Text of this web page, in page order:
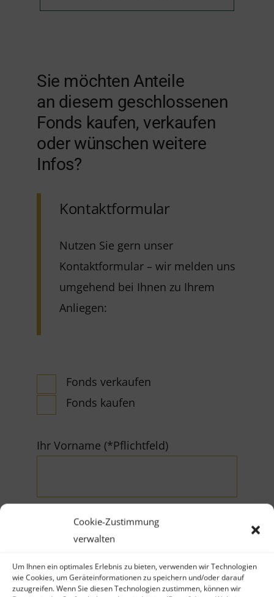
Cookie-Zustimmung
verwalten
Um Ihnen ein optimales Erlebnis zu bieten, verwenden wir Technologien
wie Cookies, um Geräteinformationen zu speichern und/oder darauf
zuzugreifen. Wenn Sie diesen Technologien zustimmen, können wir
Sie möchten Anteile
an diesem geschlossenen
Fonds kaufen, verkaufen
oder wünschen weitere
Infos?
Kontaktformular
Nutzen Sie gern unser
Kontaktformular – wir melden uns
umgehend bei Ihnen zu Ihrem
Anliegen:
Fonds verkaufen
Fonds kaufen
Ihr Vorname (*Pflichtfeld)